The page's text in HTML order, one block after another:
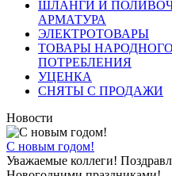
ШЛАНГИ И
АРМАТУРА
ЭЛЕКТРОТОВАРЫ
ТОВАРЫ НАРОДНОГО
ПОТРЕБЛЕНИЯ
УЦЕНКА
СНЯТЫ С ПРОДАЖИ
Новости
С новым годом!
Уважаемые коллеги!